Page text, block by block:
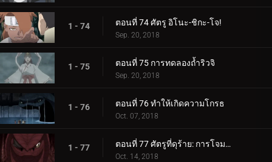
1 - 74 ตอนที่ 74 ศัตรู อิโนะ-ชิกะ-โจ!
Sep. 20, 2018
1 - 75 ตอนที่ 75 การทดลองถ้ำริวจิ
Sep. 20, 2018
1 - 76 ตอนที่ 76 ทำให้เกิดความโกรธ
Oct. 07, 2018
1 - 77 ตอนที่ 77 ศัตรูที่ดุร้าย: การโจมตีอันดุร้ายของการาก้า!
Oct. 14, 2018